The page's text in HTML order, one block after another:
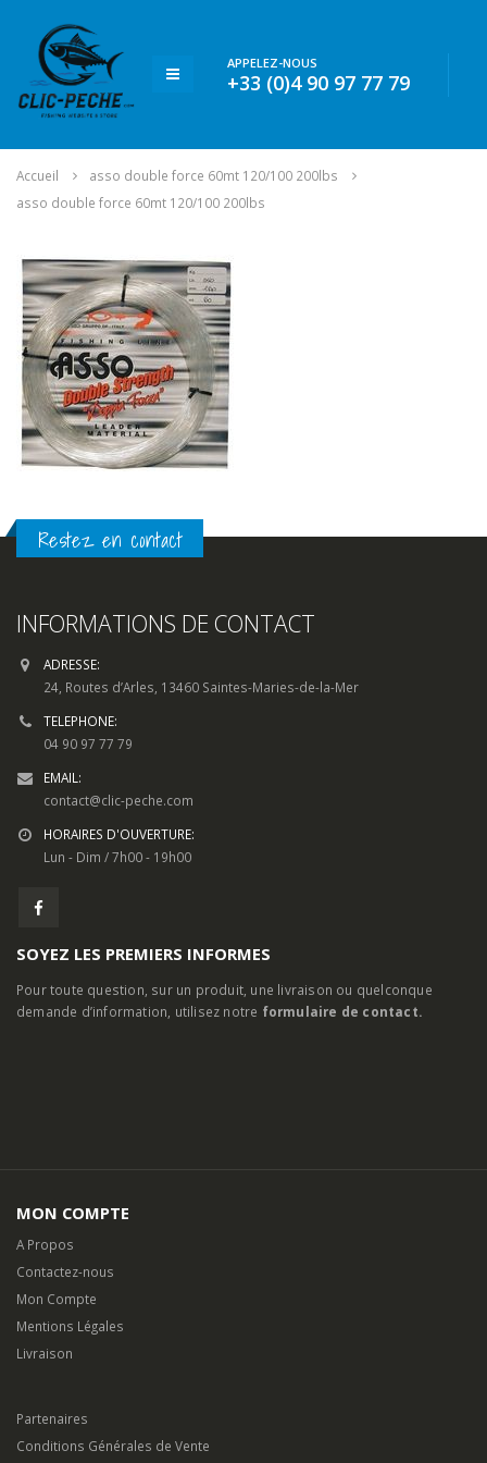
APPELEZ-NOUS
+33 (0)4 90 97 77 79
Accueil
asso double force 60mt 120/100 200lbs
asso double force 60mt 120/100 200lbs
Restez en contact
INFORMATIONS DE CONTACT
ADRESSE:
24, Routes d’Arles, 13460 Saintes-Maries-de-la-Mer
TELEPHONE:
04 90 97 77 79
EMAIL:
contact@clic-peche.com
HORAIRES D'OUVERTURE:
Lun - Dim / 7h00 - 19h00
SOYEZ LES PREMIERS INFORMES
Pour toute question, sur un produit, une livraison ou quelconque
demande d’information, utilisez notre formulaire de contact.
MON COMPTE
A Propos
Contactez-nous
Mon Compte
Mentions Légales
Livraison
Partenaires
Conditions Générales de Vente